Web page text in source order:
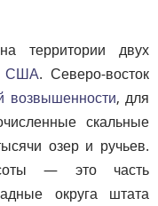
территории двух
США. Северо-восток
возвышенности, для
скальные
озер и ручьев.
— это часть
округа штата